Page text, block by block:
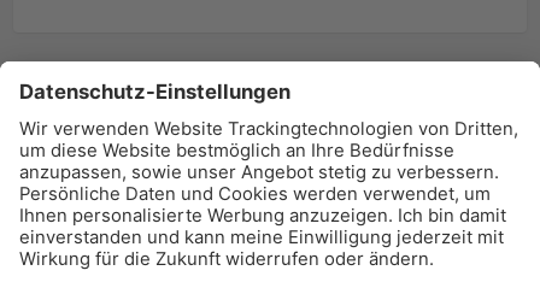
BAU-Index Newsletter
Erhalten Sie regelmäßig Benachrichtigungen zu den